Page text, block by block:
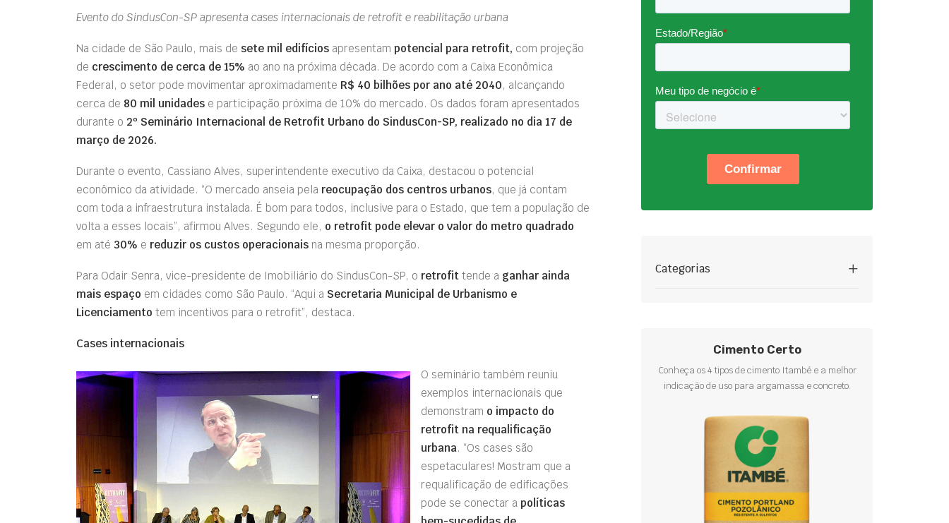
Evento do SindusCon-SP apresenta cases internacionais de retrofit e reabilitação urbana
Na cidade de São Paulo, mais de sete mil edifícios apresentam potencial para retrofit, com projeção
de crescimento de cerca de 15% ao ano na próxima década. De acordo com a Caixa Econômica
Federal, o setor pode movimentar aproximadamente R$ 40 bilhões por ano até 2040, alcançando
cerca de 80 mil unidades e participação próxima de 10% do mercado. Os dados foram apresentados
durante o 2º Seminário Internacional de Retrofit Urbano do SindusCon-SP, realizado no dia 17 de
março de 2026.
Durante o evento, Cassiano Alves, superintendente executivo da Caixa, destacou o potencial
econômico da atividade. “O mercado anseia pela reocupação dos centros urbanos, que já contam
com toda a infraestrutura instalada. É bom para todos, inclusive para o Estado, que tem a população de
volta a esses locais”, afirmou Alves. Segundo ele, o retrofit pode elevar o valor do metro quadrado
em até 30% e reduzir os custos operacionais na mesma proporção.
Para Odair Senra, vice-presidente de Imobiliário do SindusCon-SP, o retrofit tende a ganhar ainda
mais espaço em cidades como São Paulo. “Aqui a Secretaria Municipal de Urbanismo e
Licenciamento tem incentivos para o retrofit”, destaca.
Cases internacionais
O seminário também reuniu
exemplos internacionais que
demonstram o impacto do
retrofit na requalificação
urbana. “Os cases são
espetaculares! Mostram que a
requalificação de edificações
pode se conectar a políticas
Categorias
Cimento Certo
Conheça os 4 tipos de cimento Itambé e a melhor
indicação de uso para argamassa e concreto.